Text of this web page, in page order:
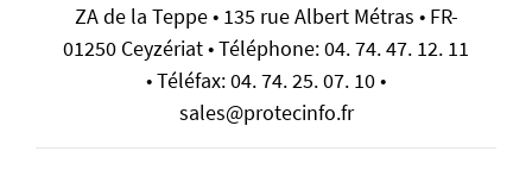
ZA de la Teppe • 135 rue Albert Métras • FR-
01250 Ceyzériat • Téléphone: 04. 74. 47. 12. 11
• Téléfax: 04. 74. 25. 07. 10 •
sales@protecinfo.fr